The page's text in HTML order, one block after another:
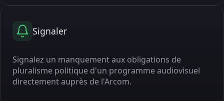
Signaler
Signalez un manquement aux obligations de
pluralisme politique d'un programme audiovisuel
directement auprès de l'Arcom.